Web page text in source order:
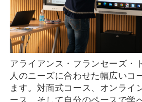
アライアンス・フランセーズ・ド・パリでは、個
人のニーズに合わせた幅広いコ
ます。対面式コース、オンライ
ース、そして自分のペースで学